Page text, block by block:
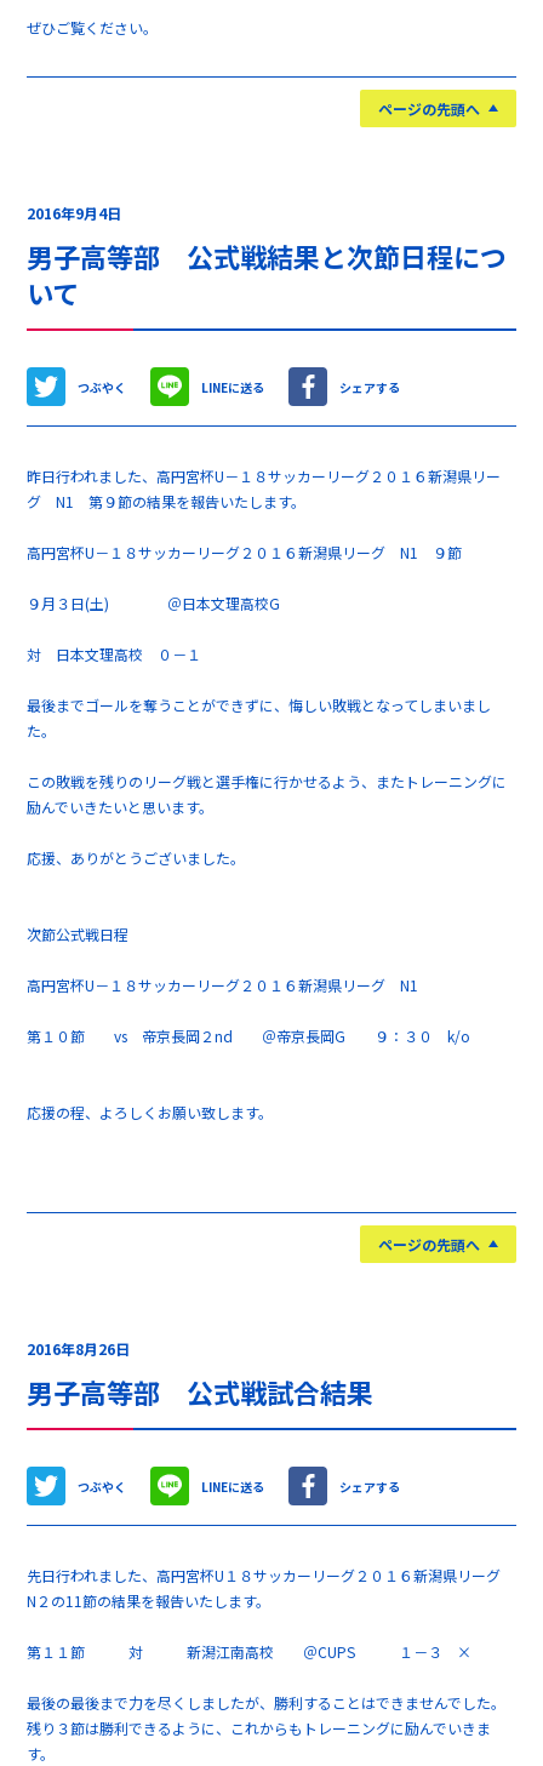
ぜひご覧ください。
ページの先頭へ
2016年9月4日
男子高等部 公式戦結果と次節日程につ
いて
つぶやく LINEに送る シェアする
昨日行われました、高円宮杯U－１８サッカーリーグ２０１６新潟県リー
グ N1 第９節の結果を報告いたします。
高円宮杯U－１８サッカーリーグ２０１６新潟県リーグ N1 ９節
９月３日(土) ＠日本文理高校G
対 日本文理高校 ０－１
最後までゴールを奪うことができずに、悔しい敗戦となってしまいまし
た。
この敗戦を残りのリーグ戦と選手権に行かせるよう、またトレーニングに
励んでいきたいと思います。
応援、ありがとうございました。
次節公式戦日程
高円宮杯U－１８サッカーリーグ２０１６新潟県リーグ N1
第１０節 vs 帝京長岡２nd ＠帝京長岡G ９：３０ k/o
応援の程、よろしくお願い致します。
ページの先頭へ
2016年8月26日
男子高等部 公式戦試合結果
つぶやく LINEに送る シェアする
先日行われました、高円宮杯U１８サッカーリーグ２０１６新潟県リーグ
N２の11節の結果を報告いたします。
第１１節 対 新潟江南高校 ＠CUPS １－３ ×
最後の最後まで力を尽くしましたが、勝利することはできませんでした。
残り３節は勝利できるように、これからもトレーニングに励んでいきま
す。